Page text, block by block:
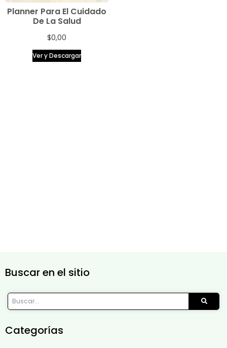
Planner Para El Cuidado
De La Salud
$0,00
Ver y Descargar
Buscar en el sitio
Categorías